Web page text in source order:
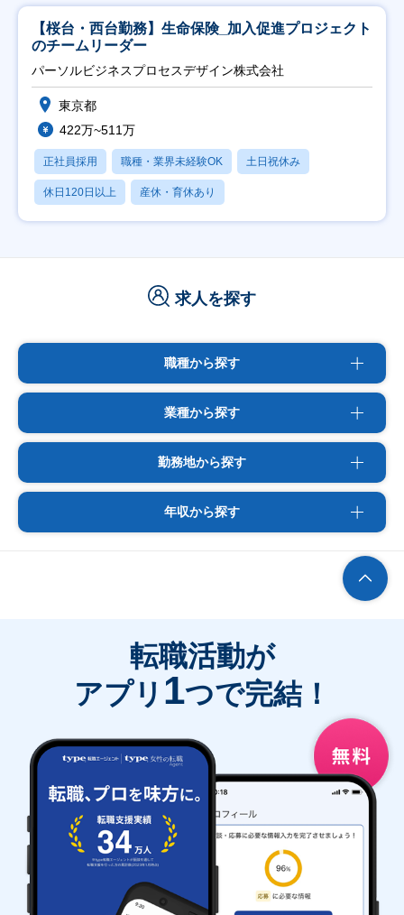
【桜台・西台勤務】生命保険_加入促進プロジェクト
のチームリーダー
パーソルビジネスプロセスデザイン株式会社
東京都
422万~511万
正社員採用 職種・業界未経験OK 土日祝休み
休日120日以上 産休・育休あり
求人を探す
職種から探す
業種から探す
勤務地から探す
年収から探す
転職活動が
アプリ 1つで完結！